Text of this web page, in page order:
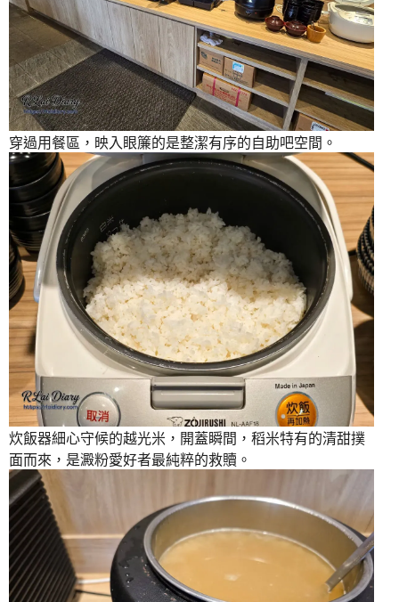
穿過用餐區，映入眼簾的是整潔有序的自助吧空間。
炊飯器細心守候的越光米，開蓋瞬間，稻米特有的清甜撲
面而來，是澱粉愛好者最純粹的救贖。